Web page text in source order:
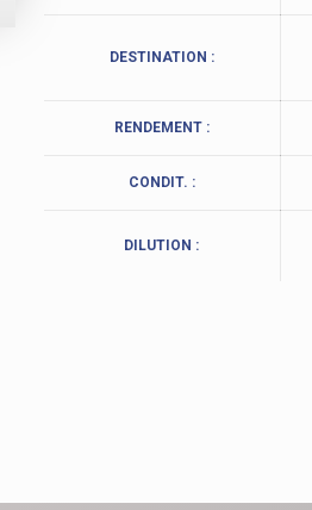
DESTINATION :
RENDEMENT :
CONDIT. :
DILUTION :